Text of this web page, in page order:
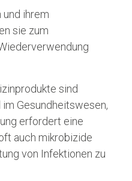
ihrem
sie zum
sind
Gesundheitswesen,
erfordert eine
auch mikrobizide
von Infektionen zu